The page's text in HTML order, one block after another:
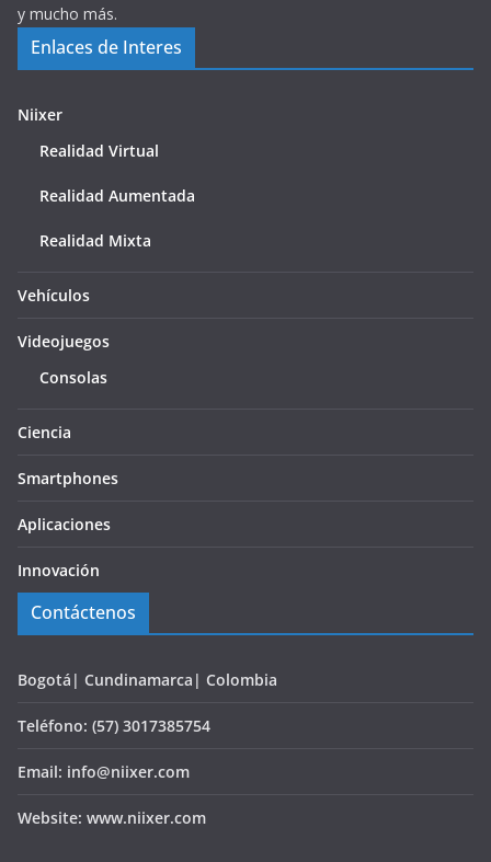
y mucho más.
Enlaces de Interes
Niixer
Realidad Virtual
Realidad Aumentada
Realidad Mixta
Vehículos
Videojuegos
Consolas
Ciencia
Smartphones
Aplicaciones
Innovación
Contáctenos
Bogotá| Cundinamarca| Colombia
Teléfono: (57) 3017385754
Email: info@niixer.com
Website: www.niixer.com